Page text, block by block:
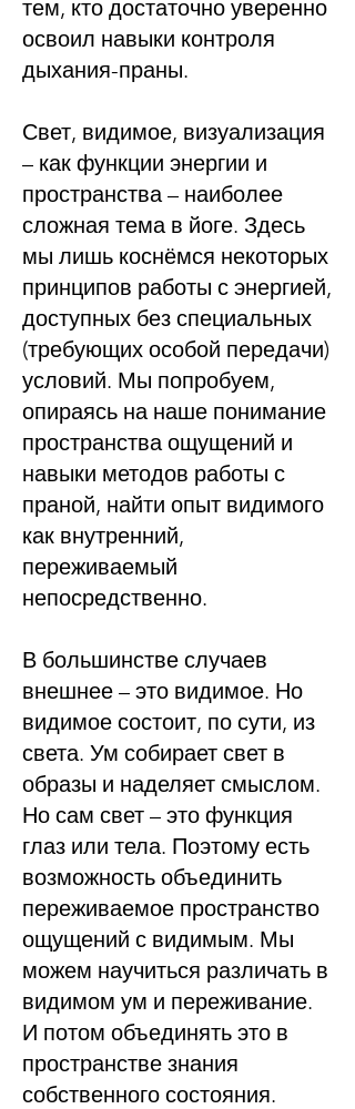
тем, кто достаточно уверенно
освоил навыки контроля
дыхания-праны.
Свет, видимое, визуализация
– как функции энергии и
пространства – наиболее
сложная тема в йоге. Здесь
мы лишь коснёмся некоторых
принципов работы с энергией,
доступных без специальных
(требующих особой передачи)
условий. Мы попробуем,
опираясь на наше понимание
пространства ощущений и
навыки методов работы с
праной, найти опыт видимого
как внутренний,
переживаемый
непосредственно.
В большинстве случаев
внешнее – это видимое. Но
видимое состоит, по сути, из
света. Ум собирает свет в
образы и наделяет смыслом.
Но сам свет – это функция
глаз или тела. Поэтому есть
возможность объединить
переживаемое пространство
ощущений с видимым. Мы
можем научиться различать в
видимом ум и переживание.
И потом объединять это в
пространстве знания
собственного состояния.